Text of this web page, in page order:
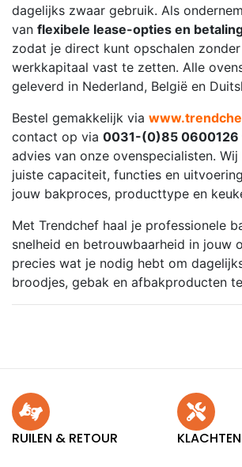
dagelijks zwaar gebruik. Als
van flexibele lease-opties en
zodat je direct kunt opschalen
werkkapitaal vast te zetten. Alle
geleverd in Nederland, België en
Bestel gemakkelijk via
contact op via 0031-(0)85 0600126
advies van onze ovenspecialisten.
juiste capaciteit, functies en
jouw bakproces, producttype en
Met Trendchef haal je professionele
snelheid en betrouwbaarheid in jouw
precies wat je nodig hebt om
broodjes, gebak en afbakproducten
RUILEN & RETOUR